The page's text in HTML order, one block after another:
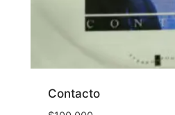
Contacto